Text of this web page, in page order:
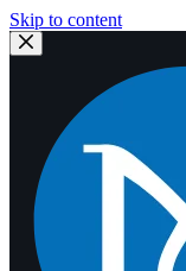
Skip to content